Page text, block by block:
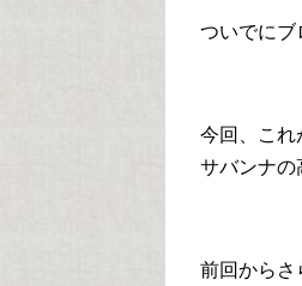
ついでにブ
今回、これ
サバンナの
前回からさ